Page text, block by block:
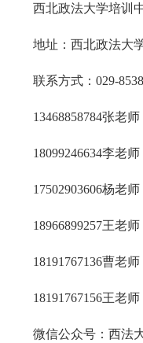
西北政法大学培训
地址：西北政法大
联系方式： 029-
13468858784张老师
18099246634李老师
17502903606杨老师
18966899257王老师
18191767136曹老师
18191767156王老师
微信公众号：西法